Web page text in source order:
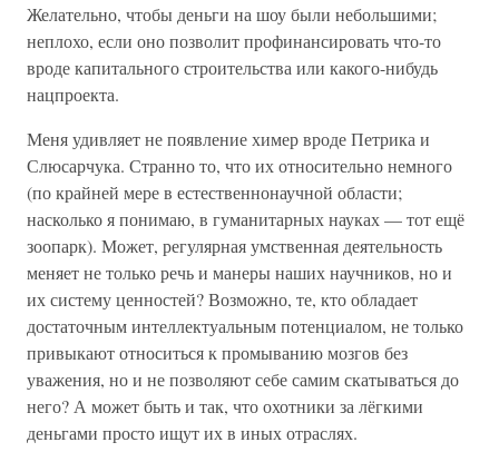
Желательно, чтобы деньги на шоу были небольшими;
неплохо, если оно позволит профинансировать что-то
вроде капитального строительства или какого-нибудь
нацпроекта.
Меня удивляет не появление химер вроде Петрика и
Слюсарчука. Странно то, что их относительно немного
(по крайней мере в естественнонаучной области;
насколько я понимаю, в гуманитарных науках — тот ещё
зоопарк). Может, регулярная умственная деятельность
меняет не только речь и манеры наших научников, но и
их систему ценностей? Возможно, те, кто обладает
достаточным интеллектуальным потенциалом, не только
привыкают относиться к промыванию мозгов без
уважения, но и не позволяют себе самим скатываться до
него? А может быть и так, что охотники за лёгкими
деньгами просто ищут их в иных отраслях.